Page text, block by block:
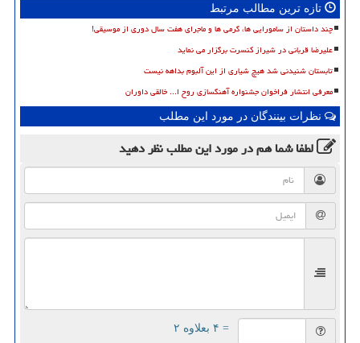
تازه ترین مطالب مرتبط
چند داستان از سامورایی ها، گرمی ها و ماجرای هفت سال دوری از موسیقی!
علیرضا قربانی در شیراز کنسرت برگزار می نماید
تابستان شنیدنی شد هیچ شیاری از این آلبوم بداهه نیست
معرفی انتشار فراخوان جشنواره آهنگسازی روح ا... خالقی داوران
نظرات بینندگان در مورد این مطلب
لطفا شما همدر مورد این مطلبنظر دهید
= ۴ بعلاوه ۲